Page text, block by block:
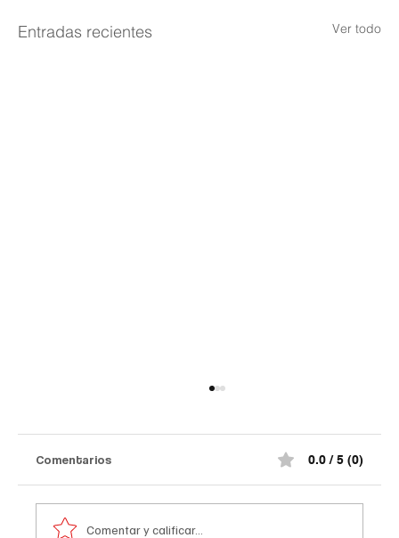
Entradas recientes Ver todo
Comentarios 0.0 / 5 (0)
Comentar y calificar...